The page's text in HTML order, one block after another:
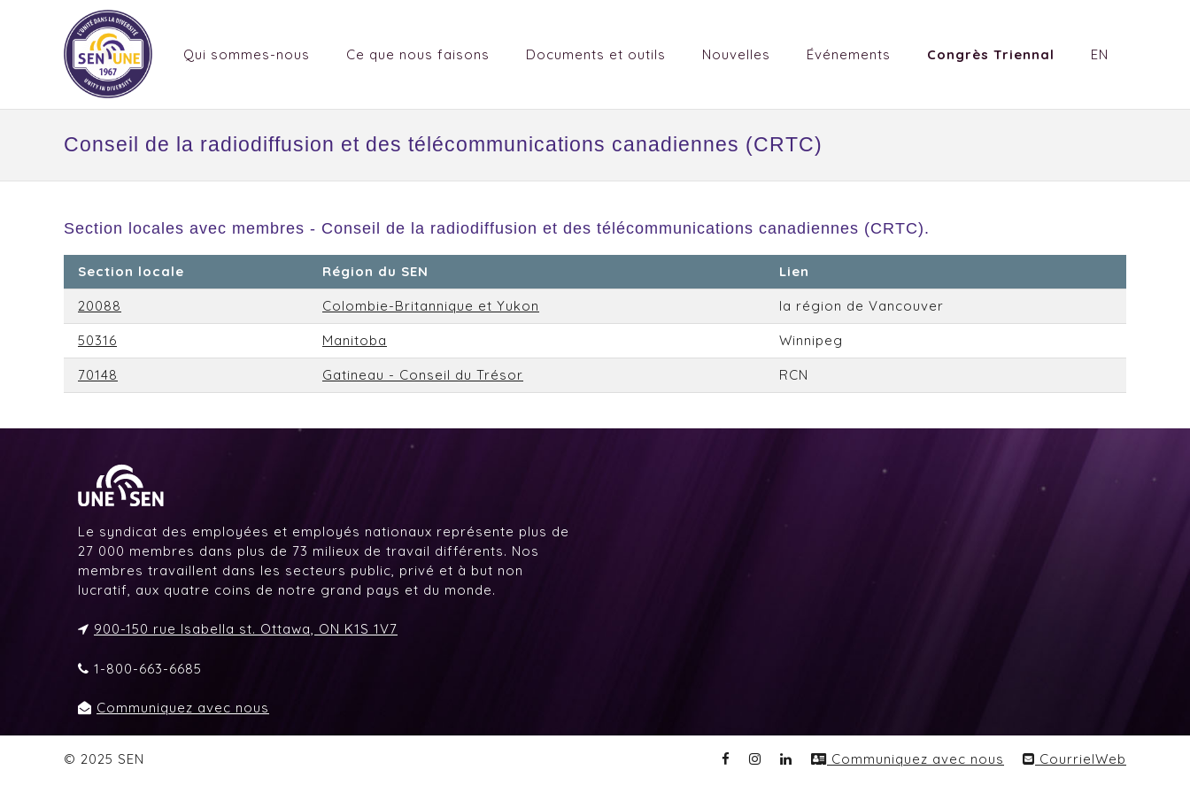
Qui sommes-nous Ce que nous faisons Documents et outils Nouvelles Événements Congrès Triennal EN
Conseil de la radiodiffusion et des télécommunications canadiennes (CRTC)
Section locales avec membres - Conseil de la radiodiffusion et des télécommunications canadiennes (CRTC).
Section locale Région du SEN Lien
20088 Colombie-Britannique et Yukon la région de Vancouver
50316 Manitoba Winnipeg
70148 Gatineau - Conseil du Trésor RCN
Le syndicat des employées et employés nationaux représente plus de
27 000 membres dans plus de 73 milieux de travail différents. Nos
membres travaillent dans les secteurs public, privé et à but non
lucratif, aux quatre coins de notre grand pays et du monde.
900-150 rue Isabella st. Ottawa, ON K1S 1V7
1-800-663-6685
Communiquez avec nous
© 2025 SEN Communiquez avec nous CourrielWeb